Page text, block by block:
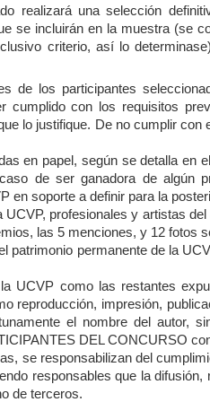
realizará una selección
se incluirán en la muestra (se
criterio, así lo
los participantes
con los requisitos
lo justifique. De no cumplir con
en papel, según se detalla en
de ser ganadora de algún
en soporte a definir para la
profesionales y artistas
las 5 menciones, y 12 fotos
permanente de la
UCVP como las restantes
reproducción, impresión,
el nombre del autor,
DEL CONCURSO
se responsabilizan del
responsables que la
de terceros.